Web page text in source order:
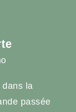
dans la
passée